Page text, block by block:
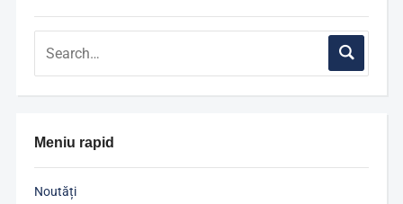
Meniu rapid
Noutăți